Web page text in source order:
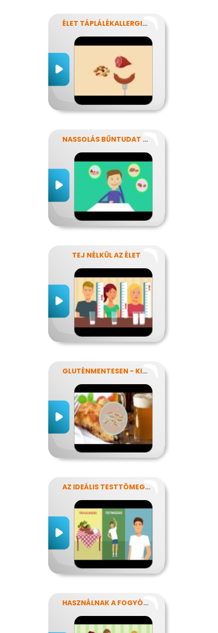
ÉLET TÁPLÁLÉKALLERGIÁVAL
NASSOLÁS BŰNTUDAT NÉLKÜL
TEJ NÉLKÜL AZ ÉLET
GLUTÉNMENTESEN - KINEK IS?!
AZ IDEÁLIS TESTTÖMEG TITKAI
HASZNÁLNAK A FOGYÓKÚRÁK?